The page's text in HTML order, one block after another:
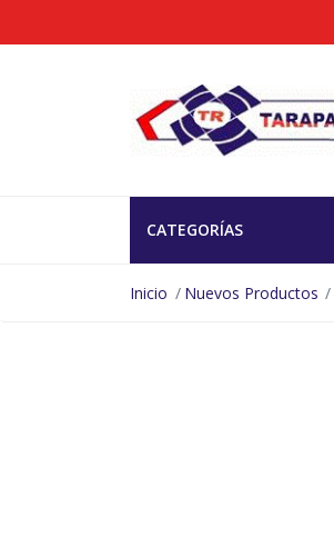
CATEGORÍAS
Inicio Nuevos Productos